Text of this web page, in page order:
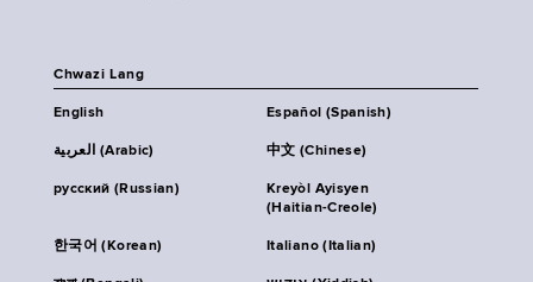
Chwazi Lang
English Español (Spanish)
العربية (Arabic) 中文 (Chinese)
русский (Russian)
Kreyòl Ayisyen
(Haitian-Creole)
한국어 (Korean) Italiano (Italian)